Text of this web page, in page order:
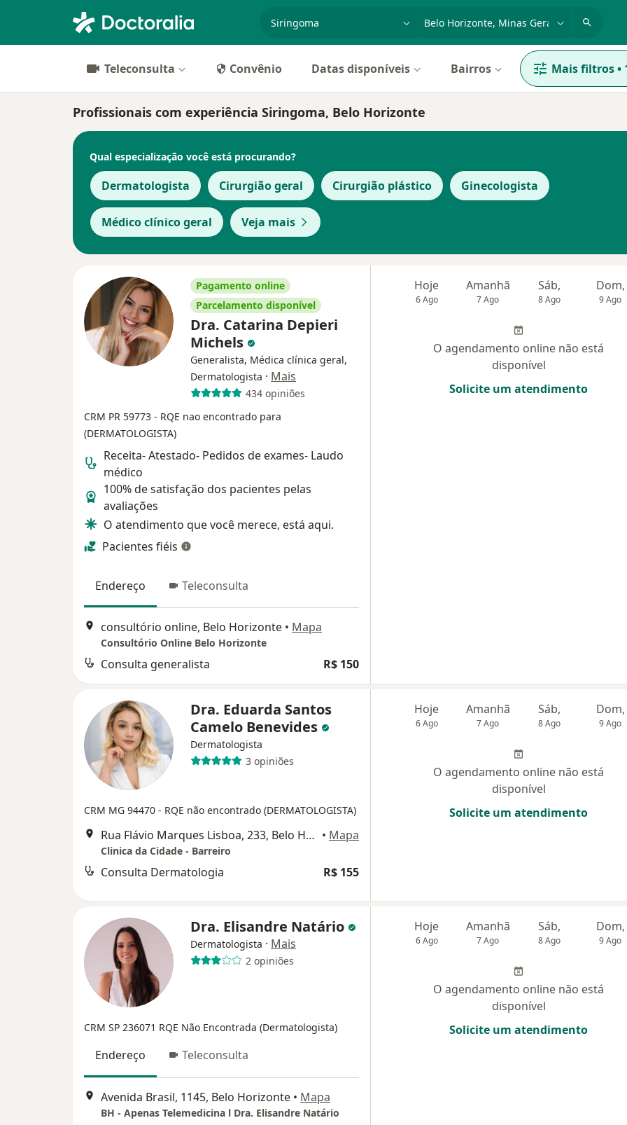
Teleconsulta Convênio Datas disponíveis Bairros Mais filtros•
Profissionais com experiência Siringoma, Belo Horizonte
Qual especialização você está procurando?
Dermatologista Cirurgião geral Cirurgião plástico Ginecologista
Médico clínico geral Veja mais
Pagamento online
Parcelamento disponível
Dra. Catarina Depieri
Michels
Generalista, Médica clínica geral,
Dermatologista · Mais
434 opiniões
CRM PR 59773 - RQE nao encontrado para
(DERMATOLOGISTA)
Receita- Atestado- Pedidos de exames- Laudo
médico
100% de satisfação dos pacientes pelas
avaliações
O atendimento que você merece, está aqui.
Pacientes fiéis
Endereço Teleconsulta
consultório online, Belo Horizonte • Mapa
Consultório Online Belo Horizonte
Consulta generalista R$ 150
Hoje
6 Ago
Amanhã
7 Ago
Sáb,
8 Ago
Dom,
9 Ago
O agendamento online não está
disponível
Solicite um atendimento
Dra. Eduarda Santos
Camelo Benevides
Dermatologista
3 opiniões
CRM MG 94470 - RQE não encontrado (DERMATOLOGISTA)
Rua Flávio Marques Lisboa, 233, Belo Horizonte • Mapa
Clinica da Cidade - Barreiro
Consulta Dermatologia R$ 155
Hoje
6 Ago
Amanhã
7 Ago
Sáb,
8 Ago
Dom,
9 Ago
O agendamento online não está
disponível
Solicite um atendimento
Dra. Elisandre Natário
Dermatologista · Mais
2 opiniões
CRM SP 236071 RQE Não Encontrada (Dermatologista)
Endereço Teleconsulta
Avenida Brasil, 1145, Belo Horizonte • Mapa
BH - Apenas Telemedicina l Dra. Elisandre Natário
Hoje
6 Ago
Amanhã
7 Ago
Sáb,
8 Ago
Dom,
9 Ago
O agendamento online não está
disponível
Solicite um atendimento